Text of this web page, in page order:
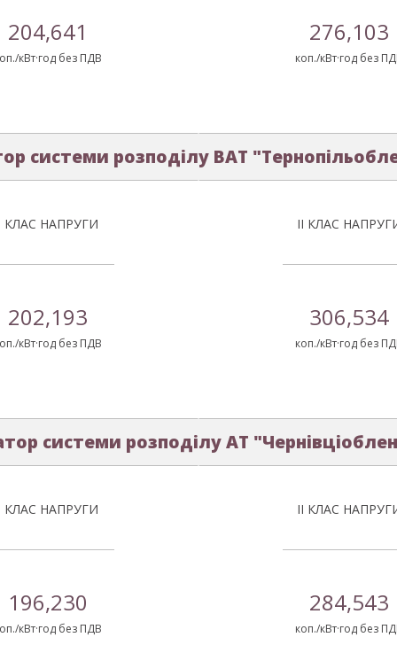
204,641
кВт·год без ПДВ
276,103
коп./кВт·год без
системи розподілу ВАТ
КЛАС НАПРУГИ
202,193
кВт·год без ПДВ
ІІ КЛАС
306,534
коп./кВт·год без
системи розподілу АТ
КЛАС НАПРУГИ
196,230
кВт·год без ПДВ
ІІ КЛАС
284,543
коп./кВт·год без